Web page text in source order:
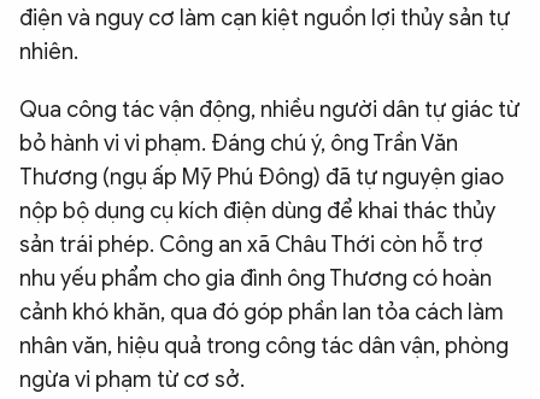
điện và nguy cơ làm cạn kiệt nguồn lợi thủy sản tự
nhiên.
Qua công tác vận động, nhiều người dân tự giác từ
bỏ hành vi vi phạm. Đáng chú ý, ông Trần Văn
Thương (ngụ ấp Mỹ Phú Đông) đã tự nguyện giao
nộp bộ dụng cụ kích điện dùng để khai thác thủy
sản trái phép. Công an xã Châu Thới còn hỗ trợ
nhu yếu phẩm cho gia đình ông Thương có hoàn
cảnh khó khăn, qua đó góp phần lan tỏa cách làm
nhân văn, hiệu quả trong công tác dân vận, phòng
ngừa vi phạm từ cơ sở.